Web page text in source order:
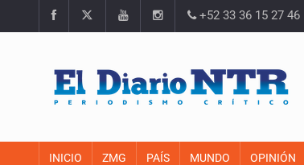
+52 33 36 15 27 46
INICIO ZMG PAÍS MUNDO OPINIÓN